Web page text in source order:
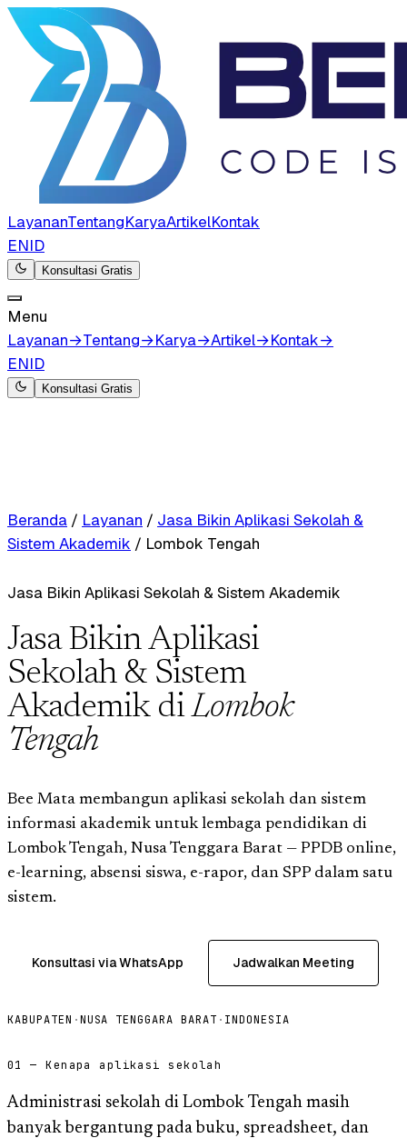
LayananTentangKaryaArtikelKontak
ENID
Konsultasi Gratis
Menu
Layanan→Tentang→Karya→Artikel→Kontak→
ENID
Konsultasi Gratis
Beranda / Layanan / Jasa Bikin Aplikasi Sekolah &
Sistem Akademik / Lombok Tengah
Jasa Bikin Aplikasi Sekolah & Sistem Akademik
Jasa Bikin Aplikasi
Sekolah & Sistem
Akademik diLombok
Tengah
Bee Mata membangun aplikasi sekolah dan sistem
informasi akademik untuk lembaga pendidikan di
Lombok Tengah, Nusa Tenggara Barat — PPDB online,
e-learning, absensi siswa, e-rapor, dan SPP dalam satu
sistem.
Konsultasi via WhatsApp Jadwalkan Meeting
KABUPATEN ·NUSA TENGGARA BARAT · INDONESIA
01 — Kenapa aplikasi sekolah
Administrasi sekolah di Lombok Tengah masih
banyak bergantung pada buku, spreadsheet, dan